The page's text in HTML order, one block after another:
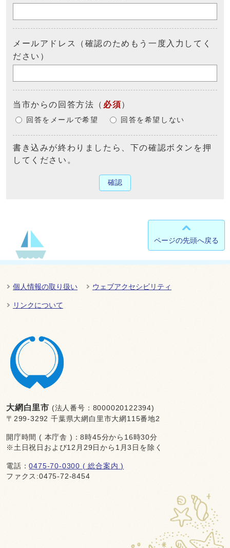
メールアドレス（確認のためもう一度入力してく
ださい）
当市からの回答方法 （ 必須）
回答をメールで希望 回答を希望しない
書き込みが終わりましたら、下の確認ボタンを押
してください。
確認
ページの先頭へ戻る
個人情報の取り扱い ウェブアクセシビリティ
リンクについて
大網白里市 (法人番号：8000020122394)
〒299-3292 千葉県大網白里市大網115番地2
開庁時間 ( 本庁舎 )：8時45分から16時30分
※土日祝日および12月29日から1月3日を除く
電話：0475-70-0300 ( 総合案内 )
ファクス:0475-72-8454